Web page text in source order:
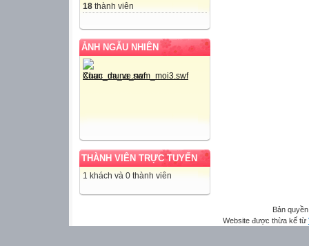
18 thành viên
ẢNH NGẪU NHIÊN
THÀNH VIÊN TRỰC TUYẾN
1 khách và 0 thành viên
Bản
Website được thừa kế từ